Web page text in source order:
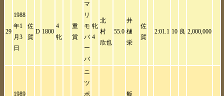
29
1988
年1
月3
日
佐
賀
D 1800
4
牝
重
賞
マ
リ
モ
バ
ー
バ
牝
4
北
村
欣也
55.0
井
樋
栄
佐
賀
2:01.1 10 良 2,000,000
1989
ニ
ツ
ポ
飯